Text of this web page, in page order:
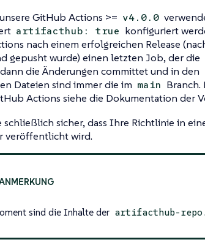
GitHub Actions >= v4.0.0
artifacthub: true konfiguriert
nach einem erfolgreichen Release
gepusht wurde) einen letzten Job, der die
die Änderungen committet und in den
Dateien sind immer die im main Branch.
Actions siehe die Dokumentation der
schließlich sicher, dass Ihre Richtlinie in
veröffentlicht wird.
sind die Inhalte der artifacthub-